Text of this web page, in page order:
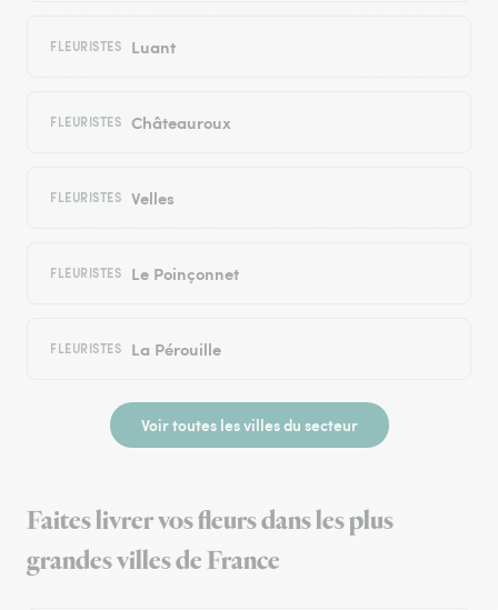
FLEURISTES Luant
FLEURISTES Châteauroux
FLEURISTES Velles
FLEURISTES Le Poinçonnet
FLEURISTES La Pérouille
Voir toutes les villes du secteur
Faites livrer vos fleurs dans les plus
grandes villes de France